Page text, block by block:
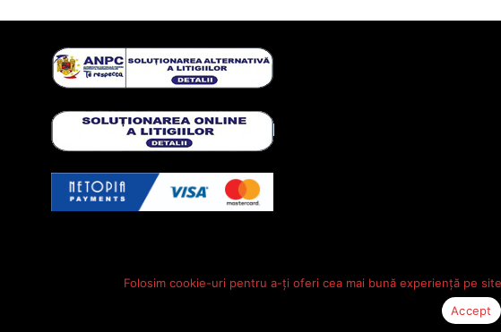
Folosim cookie-uri pentru a-ți oferi cea mai bună experiență pe
Accept